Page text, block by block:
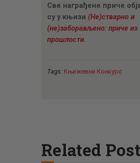
Све награђене приче
су у књизи (Не)стварно и
(не)заборављено: приче из
прошлости.
Tags: Књижевни Конкурс
Related